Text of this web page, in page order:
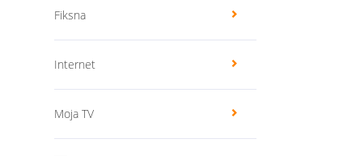
Fiksna
Internet
Moja TV